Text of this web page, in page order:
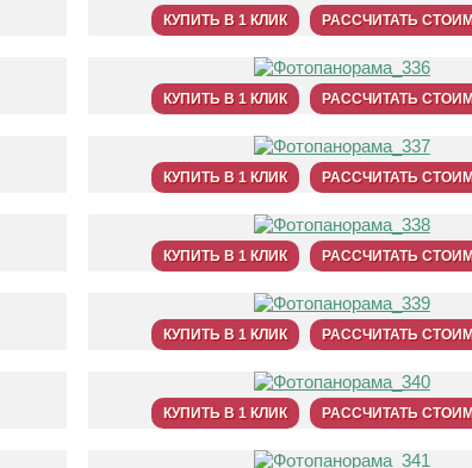
КУПИТЬ В 1 КЛИК РАССЧИТАТЬ
КУПИТЬ В 1 КЛИК РАССЧИТАТЬ
КУПИТЬ В 1 КЛИК РАССЧИТАТЬ
КУПИТЬ В 1 КЛИК РАССЧИТАТЬ
КУПИТЬ В 1 КЛИК РАССЧИТАТЬ
КУПИТЬ В 1 КЛИК РАССЧИТАТЬ